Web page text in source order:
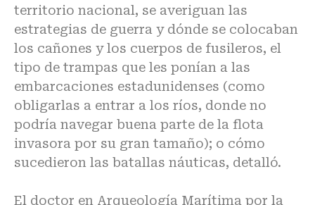
territorio nacional, se averiguan las
estrategias de guerra y dónde se colocaban
los cañones y los cuerpos de fusileros, el
tipo de trampas que les ponían a las
embarcaciones estadunidenses (como
obligarlas a entrar a los ríos, donde no
podría navegar buena parte de la flota
invasora por su gran tamaño); o cómo
sucedieron las batallas náuticas, detalló.
El doctor en Arqueología Marítima por la